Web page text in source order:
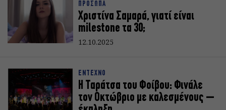
ΠΡΟΣΩΠΑ
Χριστίνα Σαμαρά, γιατί είναι
milestone τα 30;
12.10.2025
ΕΝΤΕΧΝΟ
Η Ταράτσα του Φοίβου: Φινάλε
τον Οκτώβριο με καλεσμένους –